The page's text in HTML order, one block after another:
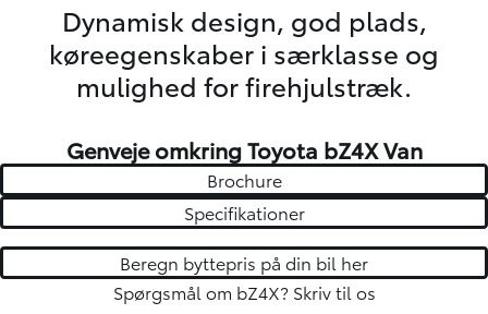
Dynamisk design, god plads,
køreegenskaber i særklasse og
mulighed for firehjulstræk.
Genveje omkring Toyota bZ4X Van
Brochure
Specifikationer
Beregn byttepris på din bil her
Spørgsmål om bZ4X? Skriv til os